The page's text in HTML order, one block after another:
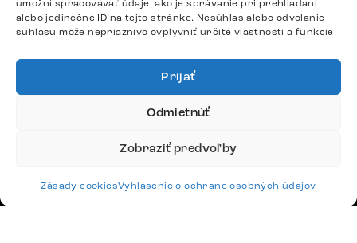
umožní spracovávať údaje, ako je správanie pri prehliadaní
alebo jedinečné ID na tejto stránke. Nesúhlas alebo odvolanie
súhlasu môže nepriaznivo ovplyvniť určité vlastnosti a funkcie.
Prijať
Odmietnúť
Zobraziť predvoľby
Zásady cookiesVyhlásenie o ochrane osobných údajov
Česko Maďarsko Nemecko